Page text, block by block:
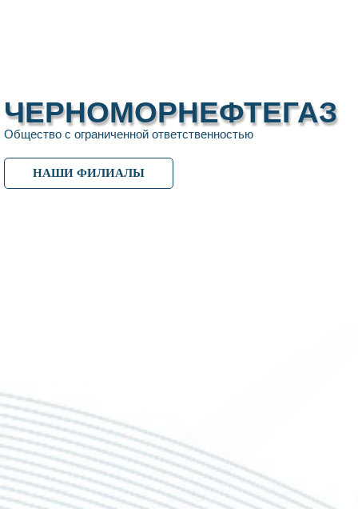
ЧЕРНОМОРНЕФТЕГАЗ
Общество с ограниченной ответственностью
НАШИ ФИЛИАЛЫ